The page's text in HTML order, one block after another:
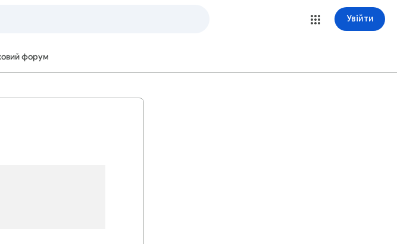
Увійти
форум